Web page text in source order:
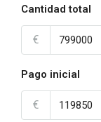
Cantidad total
€
Pago inicial
€